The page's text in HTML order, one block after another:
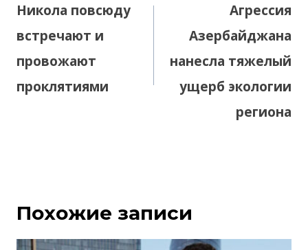
записям
Никола повсюду
встречают и
провожают
проклятиями
Агрессия
Азербайджана
нанесла тяжелый
ущерб экологии
региона
Похожие записи